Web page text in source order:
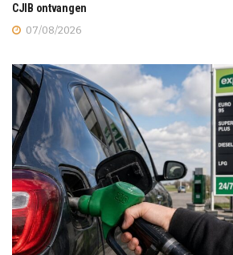
CJIB ontvangen
07/08/2026